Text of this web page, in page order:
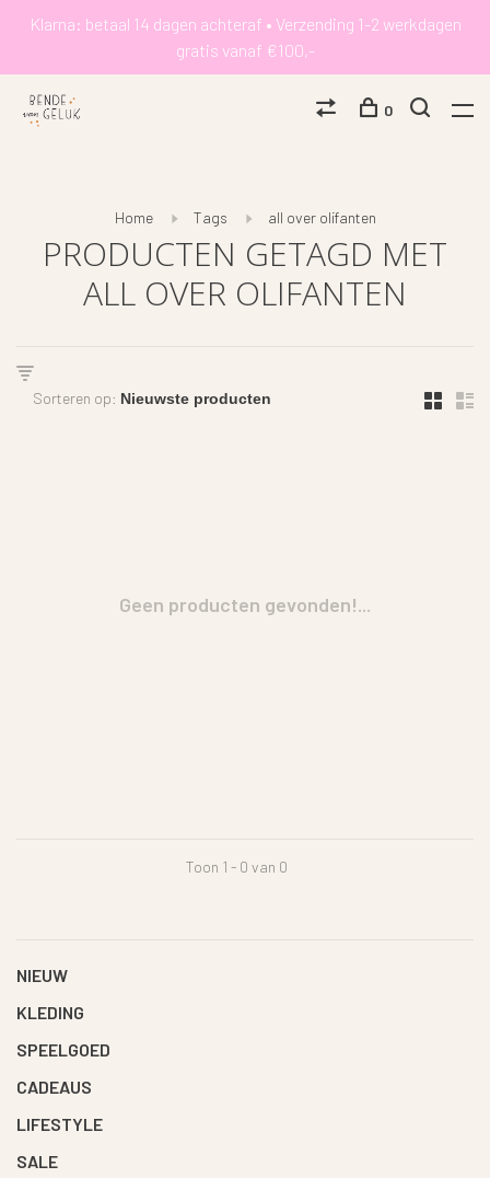
Klarna: betaal 14 dagen achteraf • Verzending 1-2 werkdagen
gratis vanaf €100,-
0
Home Tags all over olifanten
PRODUCTEN GETAGD MET
ALL OVER OLIFANTEN
Sorteren op:
Geen producten gevonden!...
Toon 1 - 0 van 0
NIEUW
KLEDING
SPEELGOED
CADEAUS
LIFESTYLE
SALE